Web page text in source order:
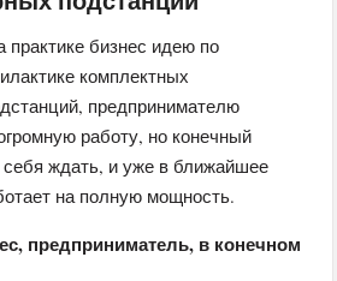
практике бизнес идею по
комплектных
предпринимателю
работу, но конечный
себя ждать, и уже в ближайшее
на полную мощность.
предприниматель, в конечном